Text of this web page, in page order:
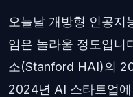
오늘날 개방형 인공지
임은 놀라울 정도입니
소(Stanford HAI)의
2024년 AI 스타트업